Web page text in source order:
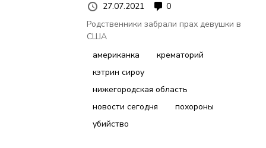
27.07.2021
0
Родственники забрали прах девушки в
США
американка
крематорий
кэтрин сироу
нижегородская область
новости сегодня
похороны
убийство